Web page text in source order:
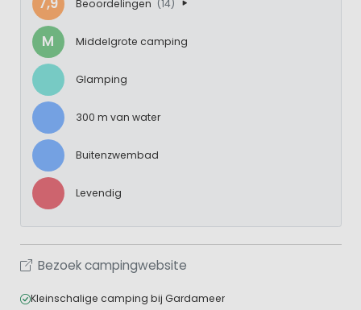
Beoordelingen (14)
M Middelgrote camping
Glamping
300 m van water
Buitenzwembad
Levendig
Bezoek campingwebsite
Kleinschalige camping bij Gardameer